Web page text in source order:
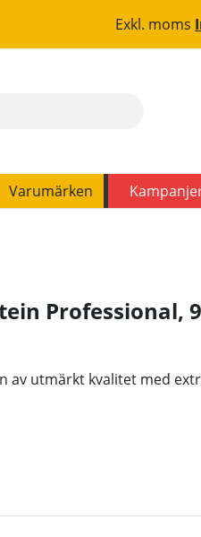
Exkl. moms
Varumärken
Professional,
av utmärkt kvalitet med